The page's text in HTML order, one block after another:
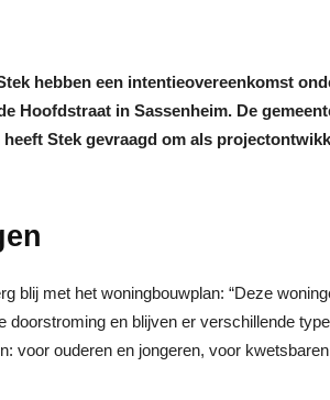
hebben een intentieovereenkomst
Hoofdstraat in Sassenheim. De
Stek gevraagd om als
blij met het woningbouwplan: “Deze
en blijven er verschillende
voor ouderen en jongeren, voor